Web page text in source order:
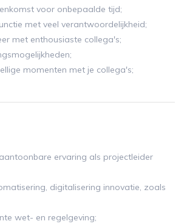
voor onbepaalde tijd;
met veel verantwoordelijkheid;
met enthousiaste collega's;
momenten met je collega's;
ervaring als projectleider
digitalisering innovatie, zoals
wet- en regelgeving;